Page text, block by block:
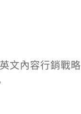
文內容行銷戰略